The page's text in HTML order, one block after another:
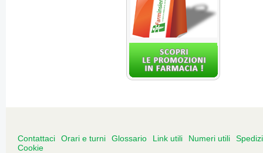
Contattaci Orari e turni Glossario Link utili Numeri utili
Cookie